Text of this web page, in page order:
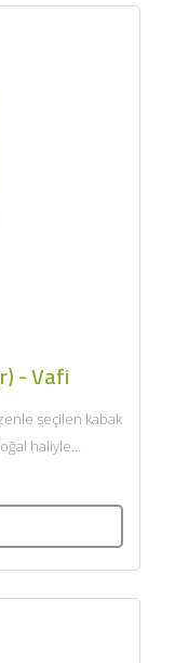
- Vafi
seçilen kabak
haliyle